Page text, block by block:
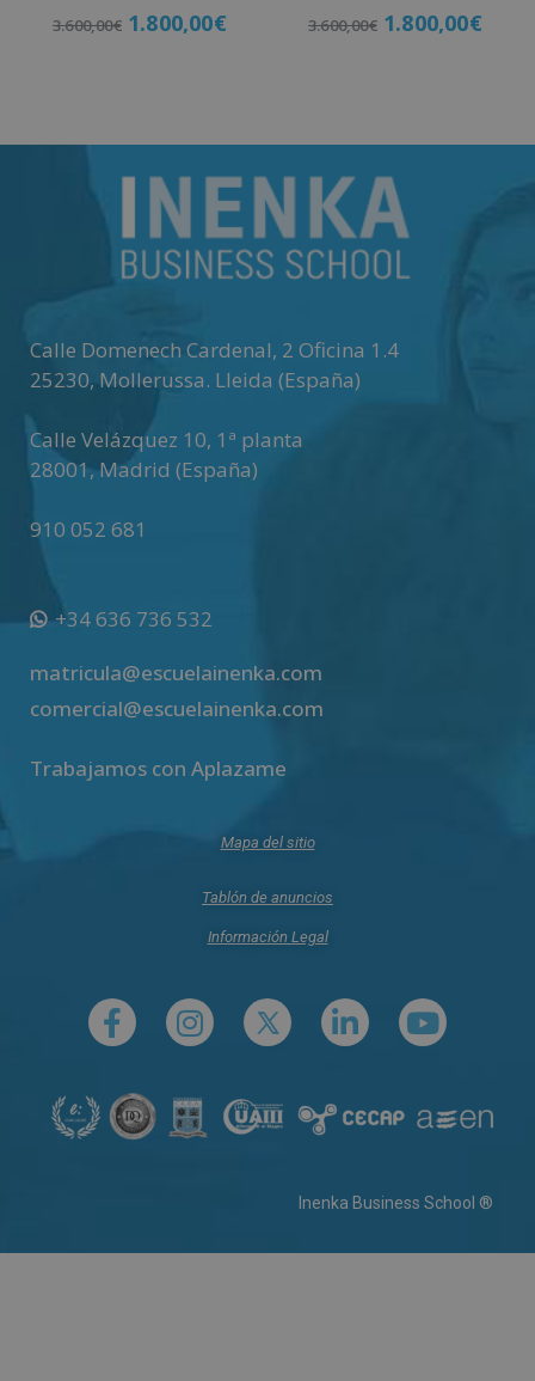
3.600,00€ 1.800,00€ 3.600,00€ 1.800,00€
Calle Domenech Cardenal, 2 Oficina 1.4
25230, Mollerussa. Lleida (España)
Calle Velázquez 10, 1ª planta
28001,Madrid (España)
910 052 681
+34 636 736 532
matricula@escuelainenka.com
comercial@escuelainenka.com
Trabajamos con Aplazame
Mapa del sitio
Tablón de anuncios
Información Legal
Inenka Business School ®